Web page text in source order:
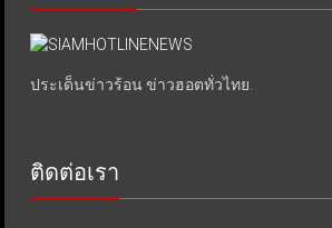
ประเด็นข่าวร้อน ข่าวฮอตทั่วไทย.
ติดต่อเรา